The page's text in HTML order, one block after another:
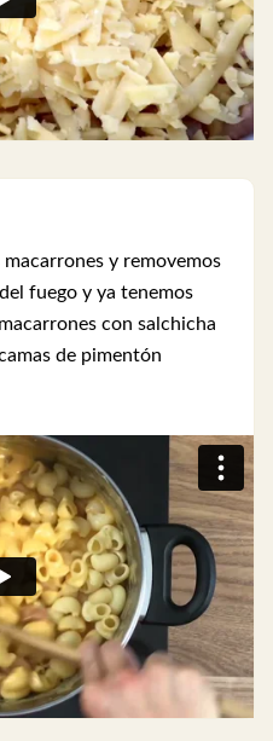
y removemos
fuego y ya tenemos
con salchicha
de pimentón